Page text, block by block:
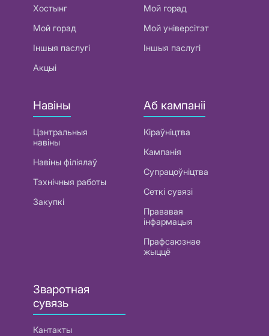
Хостынг
Мой горад
Іншыя паслугі
Акцыі
Мой горад
Мой універсітэт
Іншыя паслугі
Навіны
Цэнтральныя
навіны
Навіны філіялаў
Тэхнічныя работы
Закупкі
Аб кампаніі
Кіраўніцтва
Кампанія
Супрацоўніцтва
Сеткі сувязі
Прававая
інфармацыя
Прафсаюзнае
жыццё
Зваротная
сувязь
Кантакты